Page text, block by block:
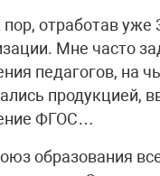
пор, отработав
Мне часто
педагогов, на
продукцией,
ФГОС…
образования